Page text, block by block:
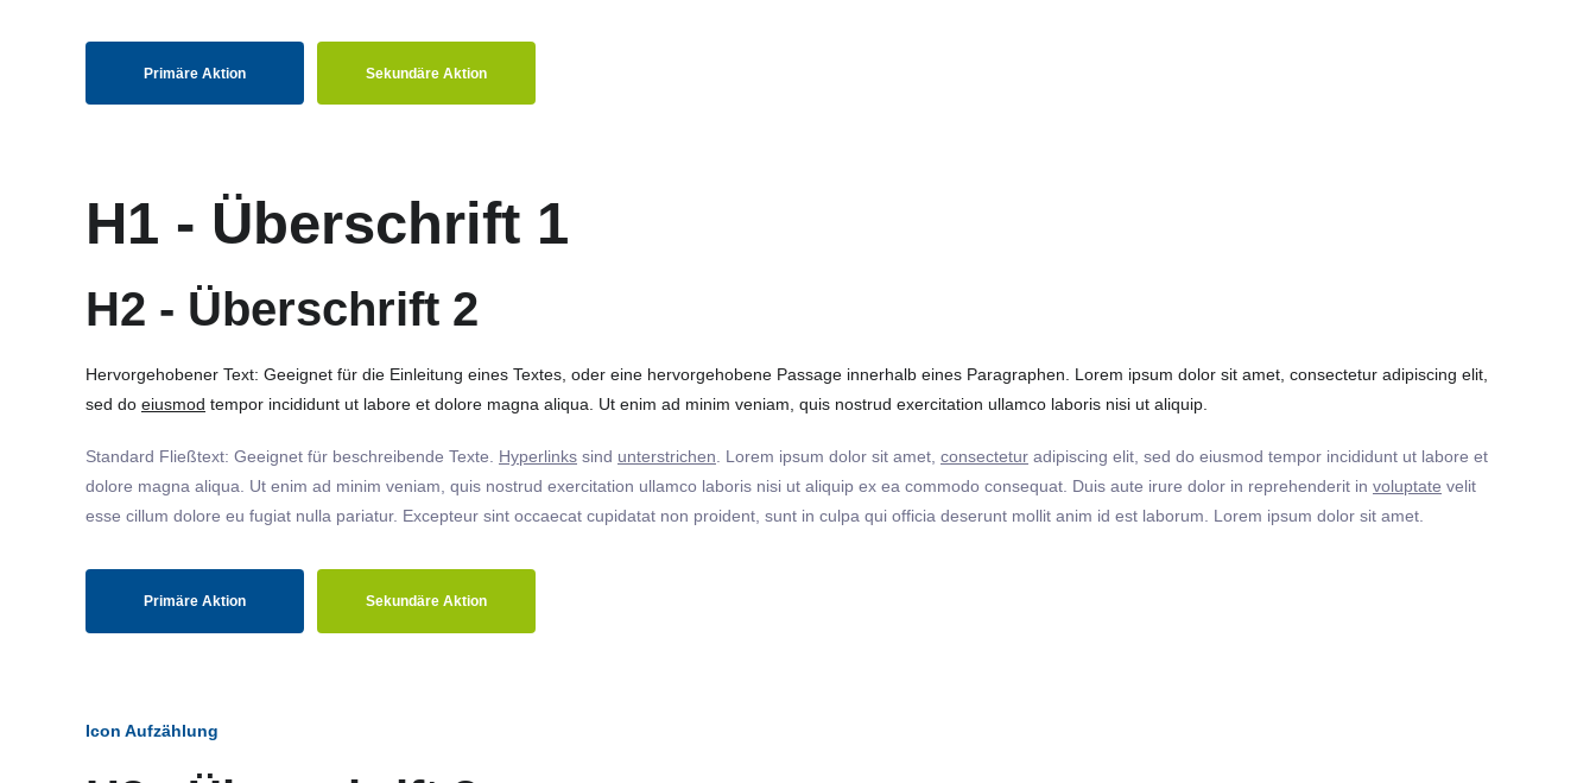
Primäre Aktion Sekundäre Aktion
H1 - Überschrift 1
H2 - Überschrift 2
Hervorgehobener Text: Geeignet für die Einleitung eines Textes, oder eine hervorgehobene Passage innerhalb eines Paragraphen. Lorem ipsum dolor sit amet, consectetur adipiscing elit,
sed do eiusmod tempor incididunt ut labore et dolore magna aliqua. Ut enim ad minim veniam, quis nostrud exercitation ullamco laboris nisi ut aliquip.
Standard Fließtext: Geeignet für beschreibende Texte. Hyperlinks sind unterstrichen. Lorem ipsum dolor sit amet, consectetur adipiscing elit, sed do eiusmod tempor incididunt ut labore et
dolore magna aliqua. Ut enim ad minim veniam, quis nostrud exercitation ullamco laboris nisi ut aliquip ex ea commodo consequat. Duis aute irure dolor in reprehenderit in voluptate velit
esse cillum dolore eu fugiat nulla pariatur. Excepteur sint occaecat cupidatat non proident, sunt in culpa qui officia deserunt mollit anim id est laborum. Lorem ipsum dolor sit amet.
Primäre Aktion Sekundäre Aktion
Icon Aufzählung